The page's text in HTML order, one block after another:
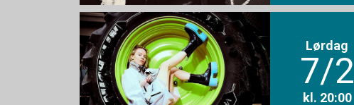
Lørdag
7/2
kl. 20:00